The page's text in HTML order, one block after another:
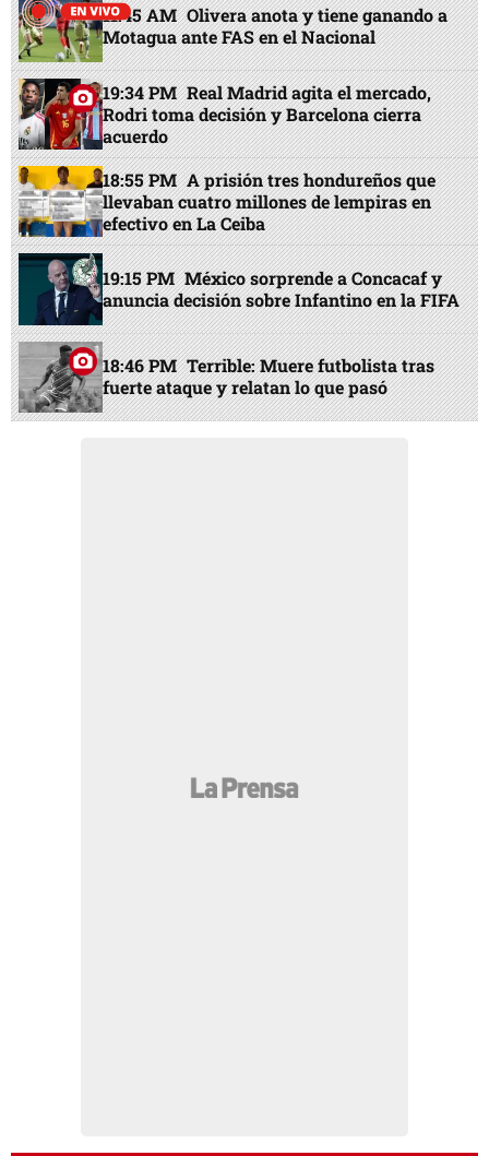
11:45 AM Olivera anota y tiene ganando a
Motagua ante FAS en el Nacional
19:34 PM Real Madrid agita el mercado,
Rodri toma decisión y Barcelona cierra
acuerdo
18:55 PM A prisión tres hondureños que
llevaban cuatro millones de lempiras en
efectivo en La Ceiba
19:15 PM México sorprende a Concacaf y
anuncia decisión sobre Infantino en la FIFA
18:46 PM Terrible: Muere futbolista tras
fuerte ataque y relatan lo que pasó